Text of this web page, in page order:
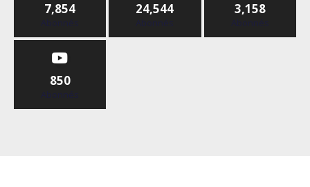
7,854
Abonnés
24,544
Abonnés
3,158
Abonnés
850
Abonnés